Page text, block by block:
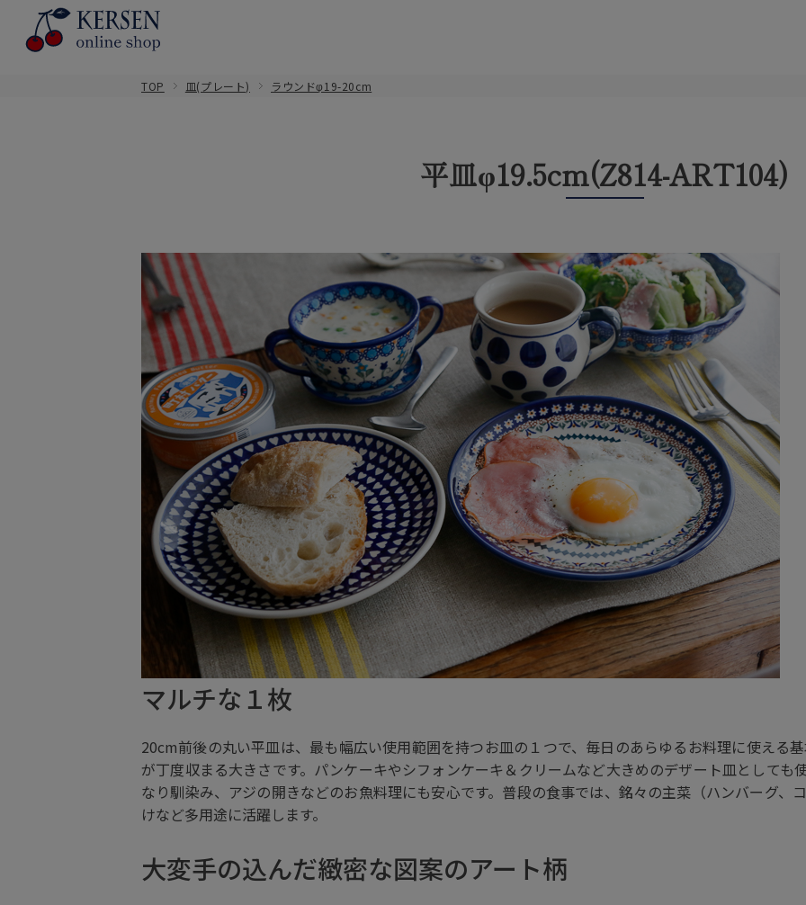
TOP 皿(プレート) ラウンドφ19-20cm
平皿φ19.5cm(Z814-ART104)
マルチな１枚
20cm前後の丸い平皿は、最も幅広い使用範囲を持つお皿の１つで、毎日のあらゆるお料理に使える
が丁度収まる大きさです。パンケーキやシフォンケーキ＆クリームなど大きめのデザート皿としても
なり馴染み、アジの開きなどのお魚料理にも安心です。普段の食事では、銘々の主菜（ハンバーグ、
けなど多用途に活躍します。
大変手の込んだ緻密な図案のアート柄